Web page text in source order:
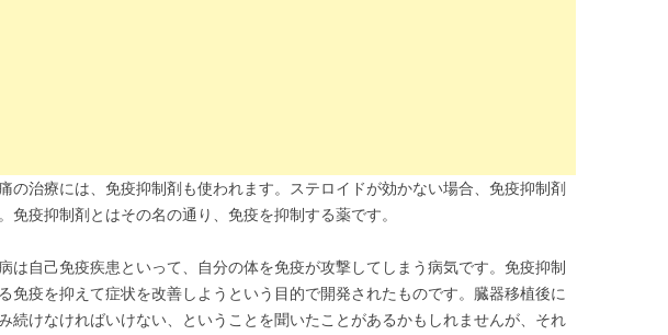
の治療には、免疫抑制剤も使われます。ステロイドが効かない場合、免疫抑制剤
免疫抑制剤とはその名の通り、免疫を抑制する薬です。
は自己免疫疾患といって、自分の体を免疫が攻撃してしまう病気です。免疫抑制
免疫を抑えて症状を改善しようという目的で開発されたものです。臓器移植後に
続けなければいけない、ということを聞いたことがあるかもしれませんが、それ